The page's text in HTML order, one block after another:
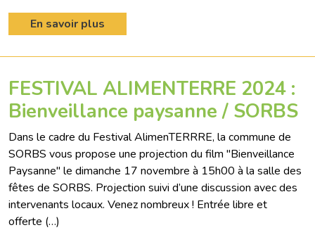
En savoir plus
FESTIVAL ALIMENTERRE 2024 :
Bienveillance paysanne / SORBS
Dans le cadre du Festival AlimenTERRRE, la commune de
SORBS vous propose une projection du film "Bienveillance
Paysanne" le dimanche 17 novembre à 15h00 à la salle des
fêtes de SORBS. Projection suivi d’une discussion avec des
intervenants locaux. Venez nombreux ! Entrée libre et
offerte (…)